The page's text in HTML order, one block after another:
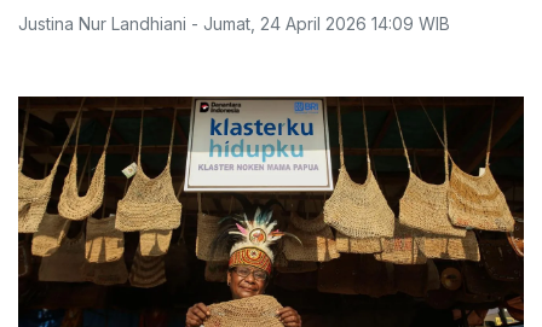
Justina Nur Landhiani - Jumat 24 April 2026 14:09 WIB